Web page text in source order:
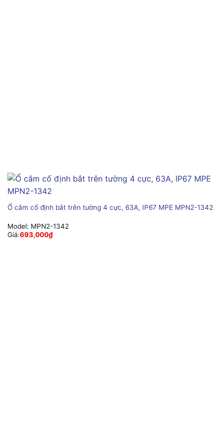
Ổ cắm cố định bắt trên tường 4 cực, 63A, IP67 MPE MPN2-1342
Model: MPN2-1342
Giá:693,000₫